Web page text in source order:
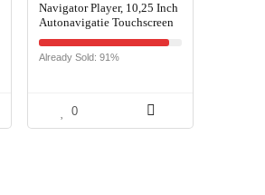
Navigator Player, 10,25 Inch
Autonavigatie Touchscreen
Vervanging voor X5 E70
2007-2010 CCC-systeem
PX6 in Werking
Already Sold: 91%
0